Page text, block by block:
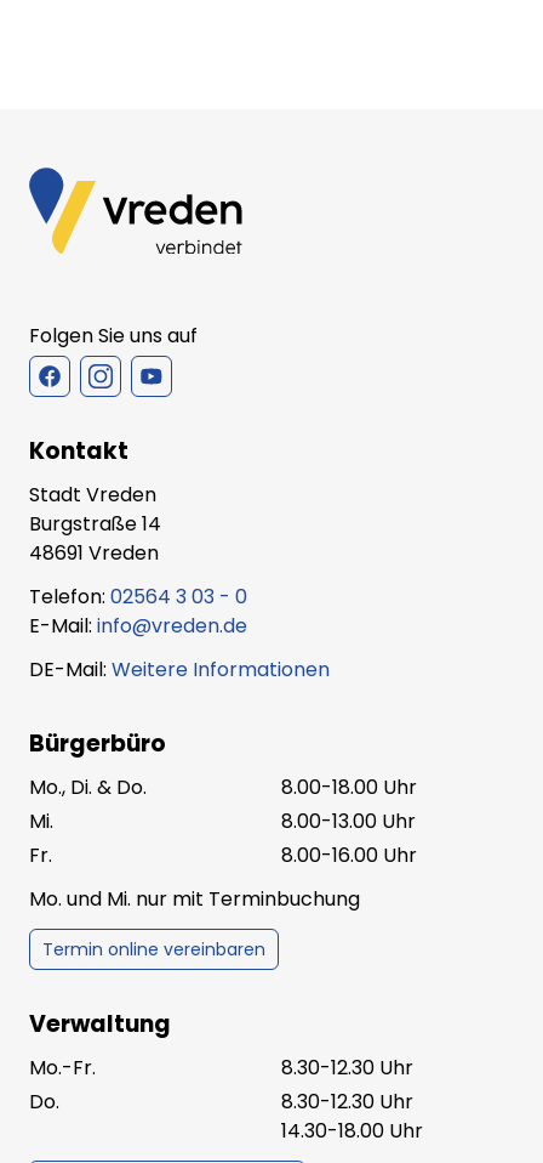
Folgen Sie uns auf
Kontakt
Stadt Vreden
Burgstraße 14
48691 Vreden
Telefon: 02564 3 03 - 0
E-Mail: info@vreden.de
DE-Mail: Weitere Informationen
Bürgerbüro
Mo., Di. & Do.
8.00-18.00 Uhr
Mi.
8.00-13.00 Uhr
Fr.
8.00-16.00 Uhr
Mo. und Mi. nur mit Terminbuchung
Termin online vereinbaren
Verwaltung
Mo.-Fr.
8.30-12.30 Uhr
Do.
8.30-12.30 Uhr
14.30-18.00 Uhr